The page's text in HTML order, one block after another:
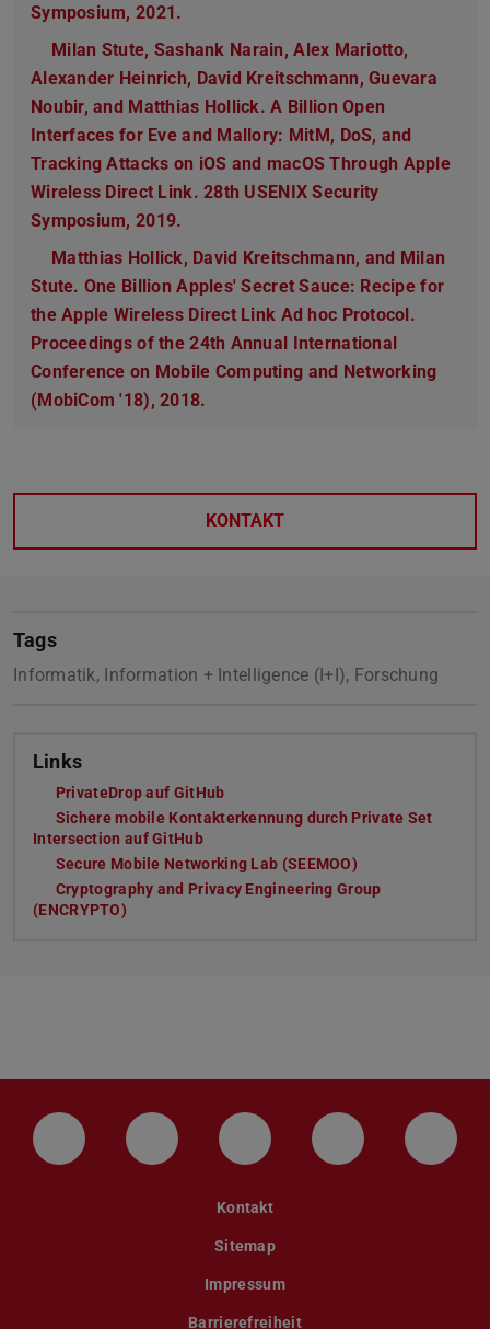
Symposium, 2021.
Milan Stute, Sashank Narain, Alex Mariotto,
Alexander Heinrich, David Kreitschmann, Guevara
Noubir, and Matthias Hollick. A Billion Open
Interfaces for Eve and Mallory: MitM, DoS, and
Tracking Attacks on iOS and macOS Through Apple
Wireless Direct Link. 28th USENIX Security
Symposium, 2019.
Matthias Hollick, David Kreitschmann, and Milan
Stute. One Billion Apples' Secret Sauce: Recipe for
the Apple Wireless Direct Link Ad hoc Protocol.
Proceedings of the 24th Annual International
Conference on Mobile Computing and Networking
(MobiCom '18), 2018.
KONTAKT
Tags
Informatik, Information + Intelligence (I+I), Forschung
Links
PrivateDrop auf GitHub
Sichere mobile Kontakterkennung durch Private Set
Intersection auf GitHub
Secure Mobile Networking Lab (SEEMOO)
Cryptography and Privacy Engineering Group
(ENCRYPTO)
LinkedIn-Seite der TU Darmstadt
Instagram-Kanal der TU
Bluesky-Kanal der TU
Facebook-
Kontakt
Sitemap
Impressum
Barrierefreiheit